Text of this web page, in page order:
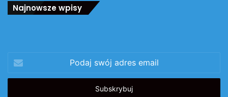
Najnowsze wpisy
swój
adres